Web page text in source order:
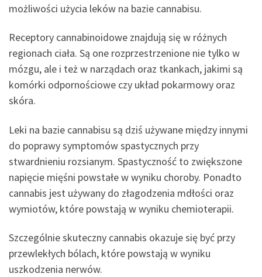
możliwości użycia leków na bazie cannabisu.
Receptory cannabinoidowe znajdują się w różnych
regionach ciała. Są one rozprzestrzenione nie tylko w
mózgu, ale i też w narządach oraz tkankach, jakimi są
komórki odpornościowe czy układ pokarmowy oraz
skóra.
Leki na bazie cannabisu są dziś używane między innymi
do poprawy symptomów spastycznych przy
stwardnieniu rozsianym. Spastyczność to zwiększone
napięcie mięśni powstałe w wyniku choroby. Ponadto
cannabis jest używany do złagodzenia mdłości oraz
wymiotów, które powstają w wyniku chemioterapii.
Szczególnie skuteczny cannabis okazuje się być przy
przewlekłych bólach, które powstają w wyniku
uszkodzenia nerwów.